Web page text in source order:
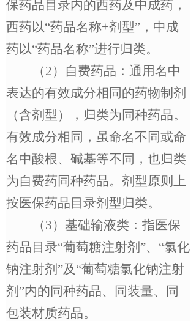
保药品目录内的西药及中成药，
西药以“药品名称+剂型” ，中成
药以“药品名称”进行归类。
（2）自费药品：通用名中
表达的有效成分相同的药物制剂
（含剂型），归类为同种药品。
有效成分相同，虽命名不同或命
名中酸根、碱基等不同，也归类
为自费药同种药品。剂型原则上
按医保药品目录剂型归类。
（3）基础输液类：指医保
药品目录“葡萄糖注射剂 ”、 “氯化
钠注射剂 ”及 “葡萄糖氯化钠注射
剂 ”内的同种药品、同装量、同
包装材质药品。